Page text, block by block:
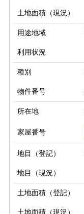
土地面積（現況）
用途地域
利用状況
種別
物件番号
所在地
家屋番号
地目（登記）
地目（現況）
土地面積（登記）
土地面積（現況）